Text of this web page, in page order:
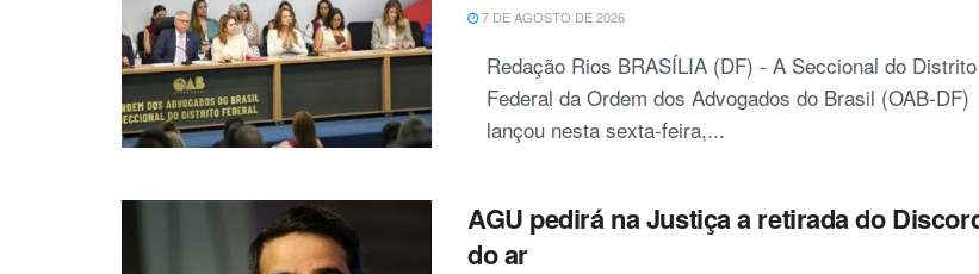
7 DE AGOSTO DE 2026
Redação Rios BRASÍLIA (DF) - A Seccional do Distrito
Federal da Ordem dos Advogados do Brasil (OAB-DF)
lançou nesta sexta-feira,...
AGU pedirá na Justiça a retirada do
do ar